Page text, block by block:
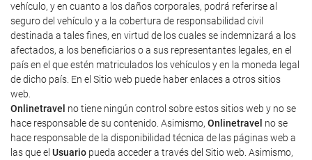
vehículo, y en cuanto a los daños corporales, podrá referirse al
seguro del vehículo y a la cobertura de responsabilidad civil
destinada a tales fines, en virtud de los cuales se indemnizará a los
afectados, a los beneficiarios o a sus representantes legales, en el
país en el que estén matriculados los vehículos y en la moneda legal
de dicho país. En el Sitio web puede haber enlaces a otros sitios
web.
Onlinetravel no tiene ningún control sobre estos sitios web y no se
hace responsable de su contenido. Asimismo, Onlinetravel no se
hace responsable de la disponibilidad técnica de las páginas web a
las que el Usuario pueda acceder a través del Sitio web. Asimismo,